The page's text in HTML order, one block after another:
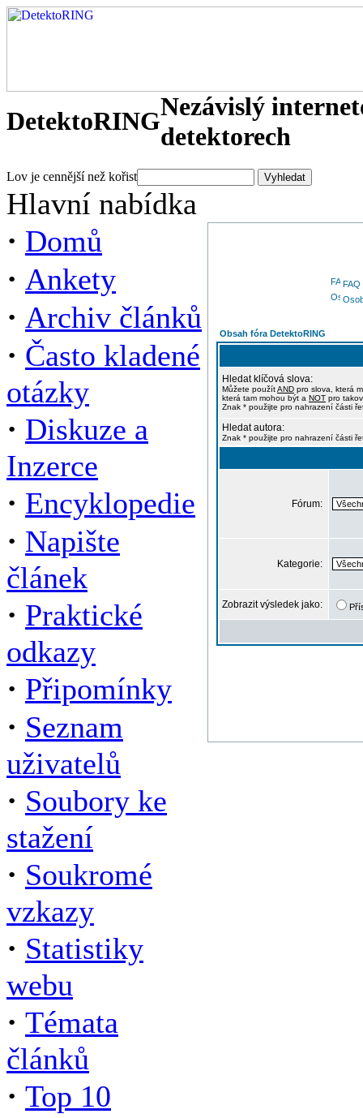
DetektoRINGNezávislý
detektorech
Lov je cennější než kořist
Hlavní nabídka
· Domů
· Ankety
· Archiv článků
· Často kladené
otázky
· Diskuze a
Inzerce
· Encyklopedie
· Napište
článek
· Praktické
odkazy
· Připomínky
· Seznam
uživatelů
· Soubory ke
stažení
· Soukromé
vzkazy
· Statistiky
webu
· Témata
článků
· Top 10
FAQ
Obsah fóra DetektoRING
Hledat klíčová slova:
Můžete použítAND pro slova, která
která tam mohou být a NOT pro
Znak * použijte pro nahrazení části
Hledat autora:
Znak * použijte pro nahrazení části
Fórum:
Kategorie:
Zobrazit výsledek jako: